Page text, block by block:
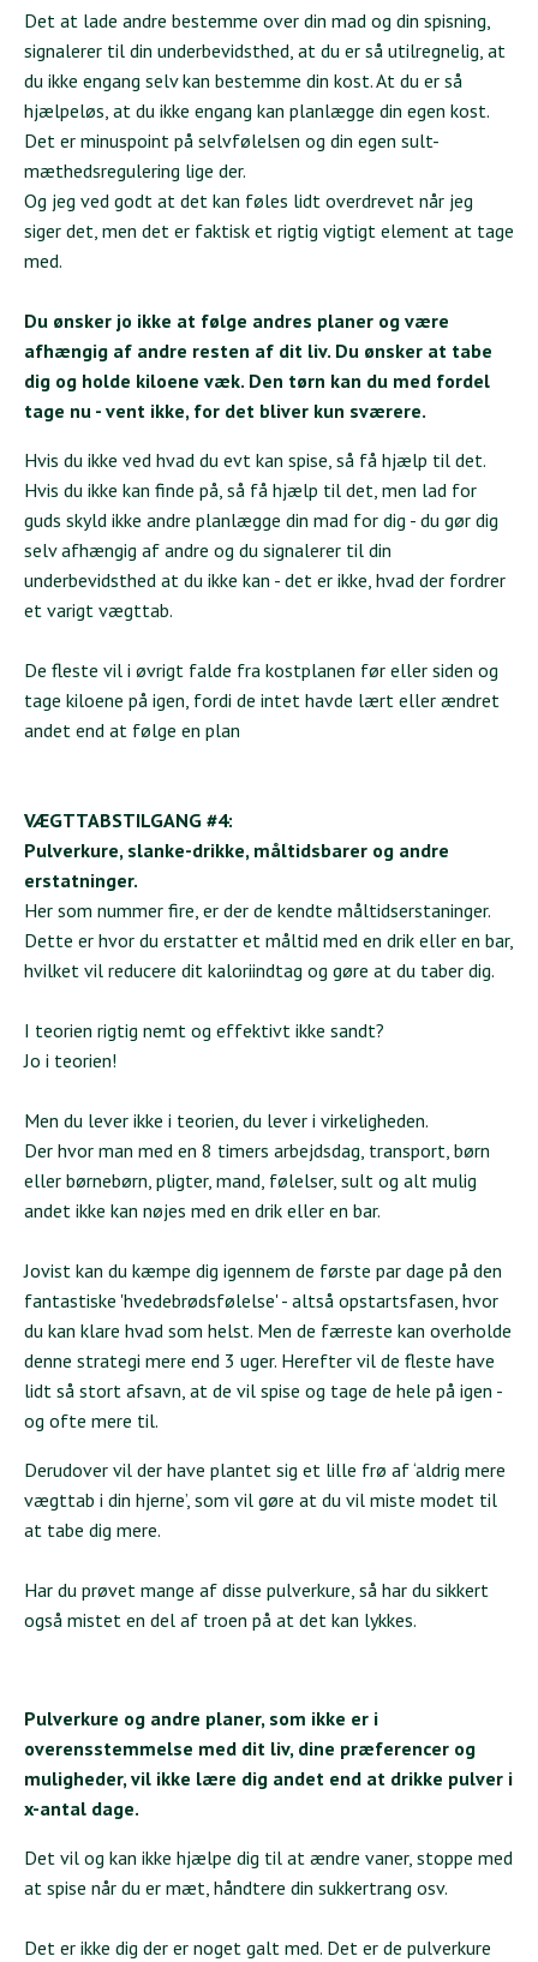
Det at lade andre bestemme over din mad og din spisning,
signalerer til din underbevidsthed, at du er så utilregnelig, at
du ikke engang selv kan bestemme din kost. At du er så
hjælpeløs, at du ikke engang kan planlægge din egen kost.
Det er minuspoint på selvfølelsen og din egen sult-
mæthedsregulering lige der.
Og jeg ved godt at det kan føles lidt overdrevet når jeg
siger det, men det er faktisk et rigtig vigtigt element at tage
med.
Du ønsker jo ikke at følge andres planer og være
afhængig af andre resten af dit liv. Du ønsker at tabe
dig og holde kiloene væk. Den tørn kan du med fordel
tage nu - vent ikke, for det bliver kun sværere.
Hvis du ikke ved hvad du evt kan spise, så få hjælp til det.
Hvis du ikke kan finde på, så få hjælp til det, men lad for
guds skyld ikke andre planlægge din mad for dig - du gør dig
selv afhængig af andre og du signalerer til din
underbevidsthed at du ikke kan - det er ikke, hvad der fordrer
et varigt vægttab.
De fleste vil i øvrigt falde fra kostplanen før eller siden og
tage kiloene på igen, fordi de intet havde lært eller ændret
andet end at følge en plan
VÆGTTABSTILGANG #4:
Pulverkure, slanke-drikke, måltidsbarer og andre
erstatninger.
Her som nummer fire, er der de kendte måltidserstaninger.
Dette er hvor du erstatter et måltid med en drik eller en bar,
hvilket vil reducere dit kaloriindtag og gøre at du taber dig.
I teorien rigtig nemt og effektivt ikke sandt?
Jo i teorien!
Men du lever ikke i teorien, du lever i virkeligheden.
Der hvor man med en 8 timers arbejdsdag, transport, børn
eller børnebørn, pligter, mand, følelser, sult og alt mulig
andet ikke kan nøjes med en drik eller en bar.
Jovist kan du kæmpe dig igennem de første par dage på den
fantastiske 'hvedebrødsfølelse' - altså opstartsfasen, hvor
du kan klare hvad som helst. Men de færreste kan overholde
denne strategi mere end 3 uger. Herefter vil de fleste have
lidt så stort afsavn, at de vil spise og tage de hele på igen -
og ofte mere til.
Derudover vil der have plantet sig et lille frø af ‘aldrig mere
vægttab i din hjerne’, som vil gøre at du vil miste modet til
at tabe dig mere.
Har du prøvet mange af disse pulverkure, så har du sikkert
også mistet en del af troen på at det kan lykkes.
Pulverkure og andre planer, som ikke er i
overensstemmelse med dit liv, dine præferencer og
muligheder, vil ikke lære dig andet end at drikke pulver i
x-antal dage.
Det vil og kan ikke hjælpe dig til at ændre vaner, stoppe med
at spise når du er mæt, håndtere din sukkertrang osv.
Det er ikke dig der er noget galt med. Det er de pulverkure